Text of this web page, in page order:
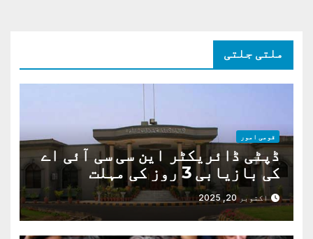
ملتی جلتی
قومی امور
ڈپٹی ڈائریکٹر این سی سی آئی اے
کی بازیابی 3 روز کی مہلت
اکتوبر 20, 2025